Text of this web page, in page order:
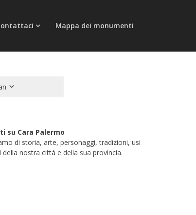
Mappa dei monumenti
su Cara Palermo
di storia, arte, personaggi, tradizioni, usi
nostra città e della sua provincia.